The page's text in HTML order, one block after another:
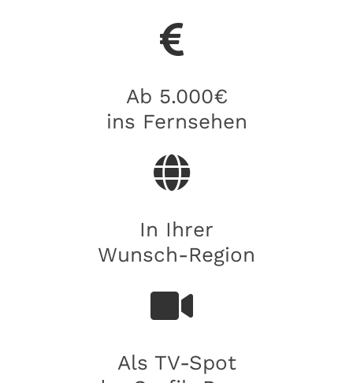
Ab 5.000€
ins Fernsehen
In Ihrer
Wunsch-Region
Als TV-Spot